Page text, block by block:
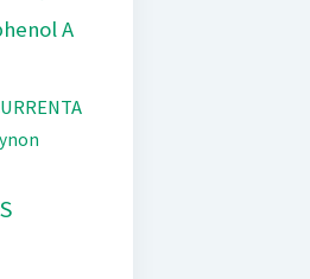
A